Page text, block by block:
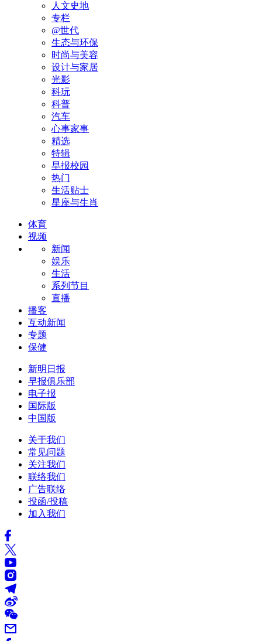
人文史地
专栏
@世代
生态与环保
时尚与美容
设计与家居
光影
科玩
科普
汽车
心事家事
精选
特辑
早报校园
热门
生活贴士
星座与生肖
体育
视频
新闻
娱乐
生活
系列节目
直播
播客
互动新闻
专题
保健
新明日报
早报俱乐部
电子报
国际版
中国版
关于我们
常见问题
关注我们
联络我们
广告联络
投函/投稿
加入我们